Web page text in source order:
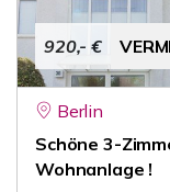
920,- €
Berlin
Schöne 3-
Wohnanlage !